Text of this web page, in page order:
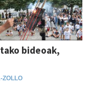
bideoak,
ZOLLO